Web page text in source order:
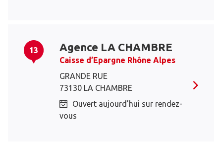
13 Agence LA CHAMBRE
Caisse d’Epargne Rhône Alpes
GRANDE RUE
73130 LA CHAMBRE
Ouvert aujourd’hui sur rendez-
vous